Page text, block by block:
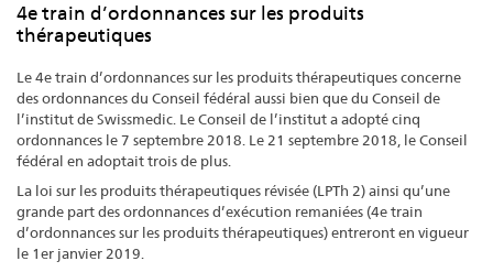
4e train d’ordonnances sur les produits
thérapeutiques
Le 4e train d’ordonnances sur les produits thérapeutiques concerne
des ordonnances du Conseil fédéral aussi bien que du Conseil de
l’institut de Swissmedic. Le Conseil de l’institut a adopté cinq
ordonnances le 7 septembre 2018. Le 21 septembre 2018, le Conseil
fédéral en adoptait trois de plus.
La loi sur les produits thérapeutiques révisée (LPTh 2) ainsi qu’une
grande part des ordonnances d’exécution remaniées (4e train
d’ordonnances sur les produits thérapeutiques) entreront en vigueur
le 1er janvier 2019.